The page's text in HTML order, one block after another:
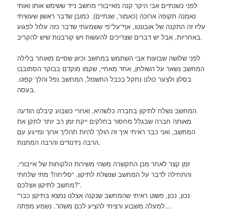
לפני כשנתיים אבי היקר קנה מאייבורי מחשב נייד ששימש אותו ואותי
נאמנה תקופה ארוכה (כאמור, שנתיים). כמובן שדבר ראשון שעשיתי
עליו זה התקנה של אובונטו, אף־על־פי ששמעתי שדבר כזה עלול לפגוע
באחריות, אבל יש דברים שצריכים להעשות ויש קורבנות שיש להקריב.
לפני שלושה שבועות אבי השתמש במחשב וכיוון שסיים מאוחר בלילה
המחשב נשאר על השולחן, אחד מאחיי, שקמו מוקדם בבוקר הסתובבו
בסלון ולצער כולנו נתקל בכבל החשמל, המחשב נפל והלך קפוט.
בעסה.
המחשב נשלח לתיקון בחברה כלשהיא, ואחרי כשבוע קיבלנו הודעה
מאותה חברה שבגלל מחסור בחלקים ייקח זמן רב יותר לתקן את
המחשב, ואני כבר ראיתי איך זה הולך להיות תהליך ארוך ומייגע עם
הרבה נידנודים והרבה המתנות.
זמן קצר לאחר מכן התקשרה משהי משירות הלקוחות של אייבורי,
והתחילה לדבר על המחשב שנשלח לתיקון. “סליחה? מתי שלחתי
מחשב לתיקון אצלכם?”.
“נכון, נכון, פשוט ראיתי שהמחשב שנקנה אצלנו נמצא בתיקון כבר
למעלה משבוע ורציתי להציע לכם משהו”. נשמע מפתה…